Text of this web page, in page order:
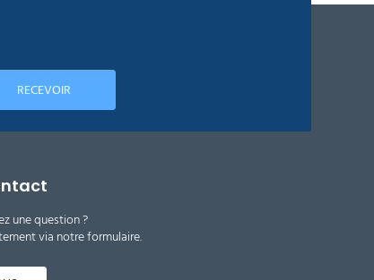
RECEVOIR
une question ?
via notre formulaire.